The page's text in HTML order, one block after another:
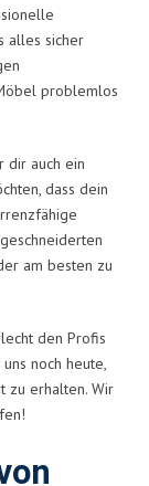
alles sicher
problemlos
dir auch ein
dass dein
am besten zu
den Profis
noch heute,
zu erhalten. Wir